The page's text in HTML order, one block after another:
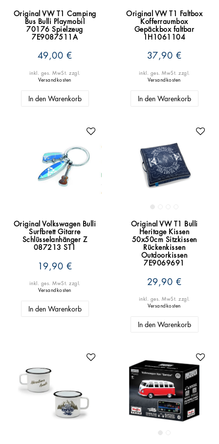
Original VW T1 Camping
Bus Bulli Playmobil
70176 Spielzeug
7E9087511A
49,00 €
inkl. ges. MwSt. zzgl.
Versandkosten
In den Warenkorb
Original VW T1 Faltbox
Kofferraumbox
Gepäckbox faltbar
1H1061104
37,90 €
inkl. ges. MwSt. zzgl.
Versandkosten
In den Warenkorb
Original Volkswagen Bulli
Surfbrett Gitarre
Schlüsselanhänger Z
087213 ST1
19,90 €
inkl. ges. MwSt. zzgl.
Versandkosten
In den Warenkorb
Original VW T1 Bulli
Heritage Kissen
50x50cm Sitzkissen
Rückenkissen
Outdoorkissen
7E9069691
29,90 €
inkl. ges. MwSt. zzgl.
Versandkosten
In den Warenkorb